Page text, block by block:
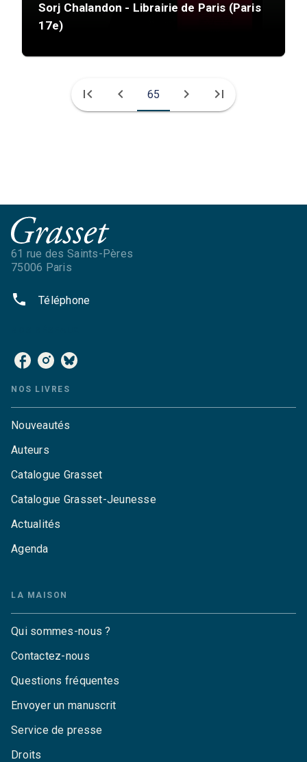
Sorj Chalandon - Librairie de Paris (Paris
17e)
first_page chevron_left 65 chevron_right last_page
61 rue des Saints-Pères
75006 Paris
phone Téléphone
NOS LIVRES
Nouveautés
Auteurs
Catalogue Grasset
Catalogue Grasset-Jeunesse
Actualités
Agenda
LA MAISON
Qui sommes-nous ?
Contactez-nous
Questions fréquentes
Envoyer un manuscrit
Service de presse
Droits